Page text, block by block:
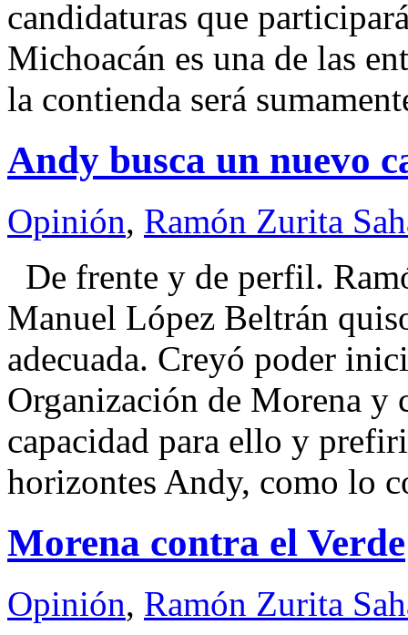
candidaturas que
Michoacán es una de las
la contienda será
Andy busca un nuevo
Opinión, Ramón Zurita
De frente y de perfil.
Manuel López Beltrán
adecuada. Creyó poder
Organización de Morena y
capacidad para ello y
horizontes Andy, como lo
Morena contra el Verde
Opinión, Ramón Zurita